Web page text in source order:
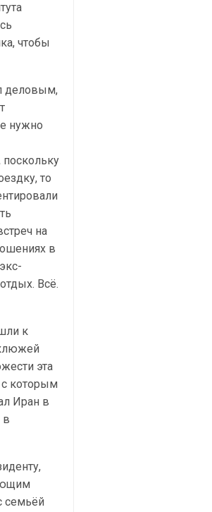
чтобы
деловым,
нужно
то
на
в
Всё.
к
эта
которым
Иран в
в
семьёй